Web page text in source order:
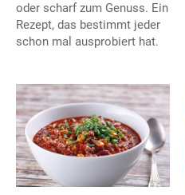
oder scharf zum Genuss. Ein
Rezept, das bestimmt jeder
schon mal ausprobiert hat.